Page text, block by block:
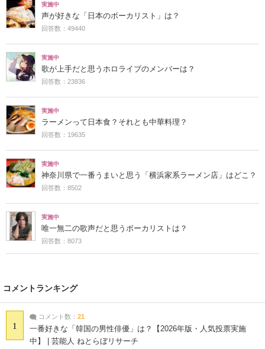
実施中
声が好きな「日本のボーカリスト」は？
回答数：49440
実施中
歌が上手だと思うホロライブのメンバーは？
回答数：23836
実施中
ラーメンって日本食？それとも中華料理？
回答数：19635
実施中
神奈川県で一番うまいと思う「横浜家系ラーメン店」はどこ？
回答数：8502
実施中
唯一無二の歌声だと思うボーカリストは？
回答数：8073
コメントランキング
1
コメント数： 21
一番好きな「韓国の男性俳優」は？【2026年版・人気投票実施
中】 | 芸能人 ねとらぼリサーチ